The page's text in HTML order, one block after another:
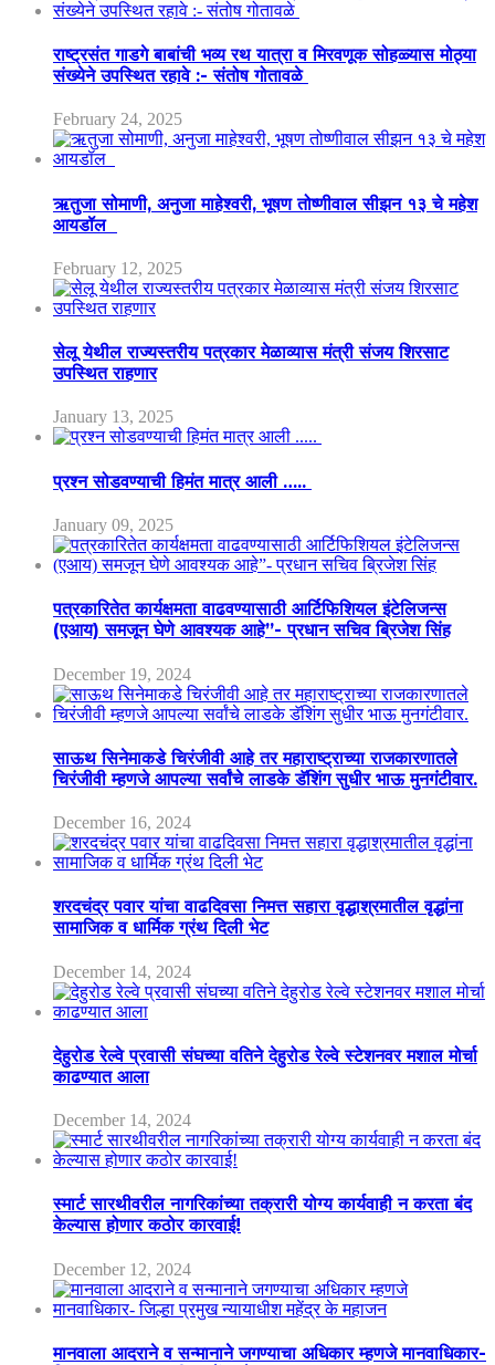
राष्ट्रसंत गाडगे बाबांची भव्य रथ यात्रा व मिरवणूक सोहळ्यास मोठ्या
संख्येने उपस्थित रहावे :- संतोष गोतावळे
February 24, 2025
ऋतुजा सोमाणी, अनुजा माहेश्वरी, भूषण तोष्णीवाल सीझन १३ चे महेश
आयडॉल
February 12, 2025
सेलू येथील राज्यस्तरीय पत्रकार मेळाव्यास मंत्री संजय शिरसाट
उपस्थित राहणार
January 13, 2025
प्रश्न सोडवण्याची हिमंत मात्र आली …..
January 09, 2025
पत्रकारितेत कार्यक्षमता वाढवण्यासाठी आर्टिफिशियल इंटेलिजन्स
(एआय) समजून घेणे आवश्यक आहे”- प्रधान सचिव ब्रिजेश सिंह
December 19, 2024
साऊथ सिनेमाकडे चिरंजीवी आहे तर महाराष्ट्राच्या राजकारणातले
चिरंजीवी म्हणजे आपल्या सर्वांचे लाडके डॅशिंग सुधीर भाऊ मुनगंटीवार.
December 16, 2024
शरदचंद्र पवार यांचा वाढदिवसा निमत्त सहारा वृद्धाश्रमातील वृद्धांना
सामाजिक व धार्मिक ग्रंथ दिली भेट
December 14, 2024
देहुरोड रेल्वे प्रवासी संघच्या वतिने देहुरोड रेल्वे स्टेशनवर मशाल मोर्चा
काढण्यात आला
December 14, 2024
स्मार्ट सारथीवरील नागरिकांच्या तक्रारी योग्य कार्यवाही न करता बंद
केल्यास होणार कठोर कारवाई!
December 12, 2024
मानवाला आदराने व सन्मानाने जगण्याचा अधिकार म्हणजे मानवाधिकार-